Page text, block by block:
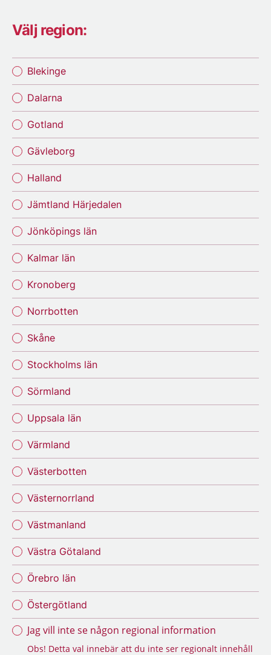
Välj region:
Blekinge
Dalarna
Gotland
Gävleborg
Halland
Jämtland Härjedalen
Jönköpings län
Kalmar län
Kronoberg
Norrbotten
Skåne
Stockholms län
Sörmland
Uppsala län
Värmland
Västerbotten
Västernorrland
Västmanland
Västra Götaland
Örebro län
Östergötland
Jag vill inte se någon regional information
Obs! Detta val innebär att du inte ser regionalt innehåll